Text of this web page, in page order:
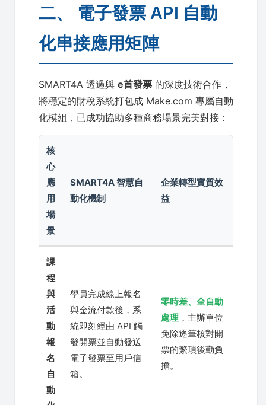
二、 電子發票 API 自動
化串接應用矩陣
SMART4A 透過與 e首發票 的深度技術合作，
將穩定的財稅系統打包成 Make.com 專屬自動
化模組，已成功協助多種商務場景完美對接：
核
心
應
用
場
景
SMART4A 智慧自
動化機制
企業轉型實質效
益
課
程
與
活
動
報
名
自
動
學員完成線上報名
與金流付款後，系
統即刻經由 API 觸
發開票並自動發送
電子發票至用戶信
箱。
零時差、全自動
處理 ，主辦單位
免除逐筆核對開
票的繁瑣後勤負
擔。